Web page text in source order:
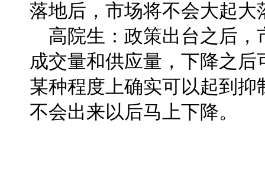
落地后，市场将不会大起大
高院生：政策出台之后，
成交量和供应量，下降之
某种程度上确实可以起到
不会出来以后马上下降。